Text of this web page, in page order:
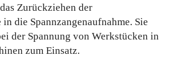
Zurückziehen der
in die Spannzangenaufnahme. Sie
der Spannung von Werkstücken in
zum Einsatz.